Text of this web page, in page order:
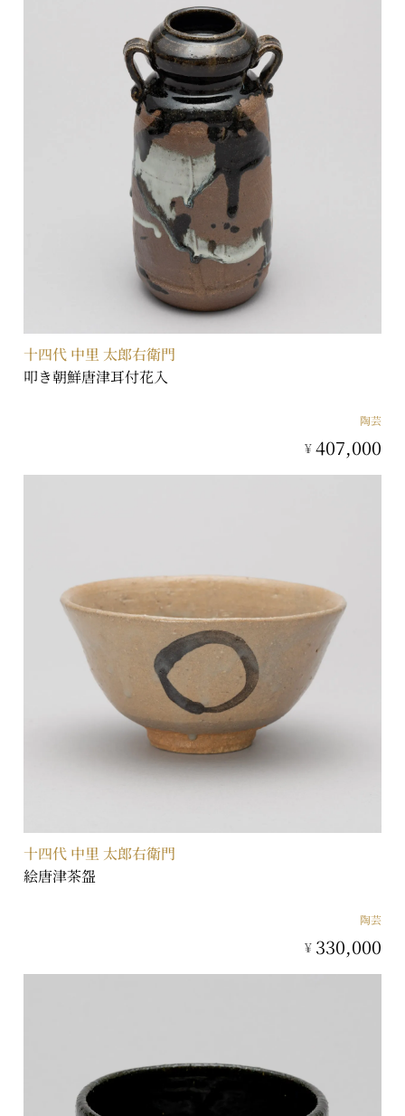
十四代 中里 太郎右衛門
叩き朝鮮唐津耳付花入
陶芸
¥ 407,000
十四代 中里 太郎右衛門
絵唐津茶盌
陶芸
¥ 330,000